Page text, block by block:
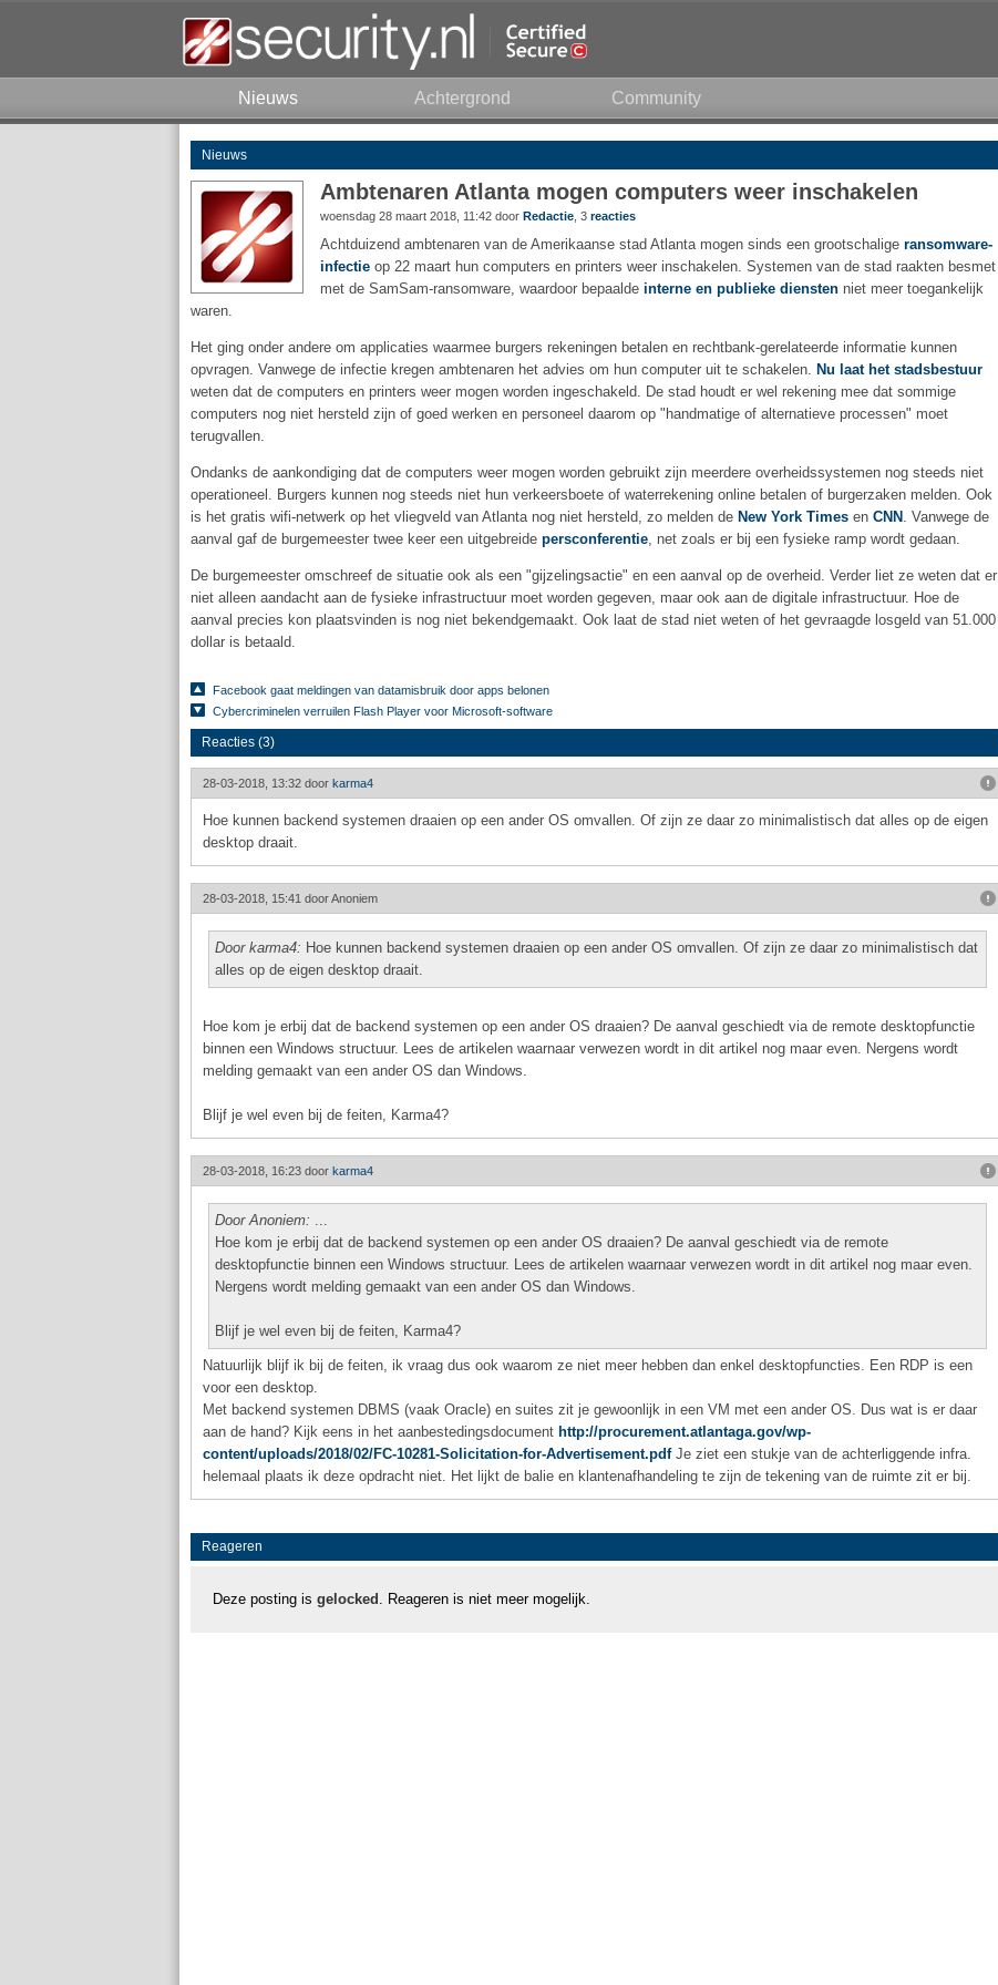
Nieuws Achtergrond Community
Nieuws
Ambtenaren Atlanta mogen computers weer inschakelen
woensdag 28 maart 2018, 11:42 door Redactie , 3 reacties
Achtduizend ambtenaren van de Amerikaanse stad Atlanta mogen sinds een grootschalige ransomware-
infectie op 22 maart hun computers en printers weer inschakelen. Systemen van de stad raakten besmet
met de SamSam-ransomware, waardoor bepaalde interne en publieke diensten niet meer toegankelijk
waren.
Het ging onder andere om applicaties waarmee burgers rekeningen betalen en rechtbank-gerelateerde informatie kunnen
opvragen. Vanwege de infectie kregen ambtenaren het advies om hun computer uit te schakelen. Nu laat het stadsbestuur
weten dat de computers en printers weer mogen worden ingeschakeld. De stad houdt er wel rekening mee dat sommige
computers nog niet hersteld zijn of goed werken en personeel daarom op "handmatige of alternatieve processen" moet
terugvallen.
Ondanks de aankondiging dat de computers weer mogen worden gebruikt zijn meerdere overheidssystemen nog steeds niet
operationeel. Burgers kunnen nog steeds niet hun verkeersboete of waterrekening online betalen of burgerzaken melden. Ook
is het gratis wifi-netwerk op het vliegveld van Atlanta nog niet hersteld, zo melden de New York Times en CNN . Vanwege de
aanval gaf de burgemeester twee keer een uitgebreide persconferentie, net zoals er bij een fysieke ramp wordt gedaan.
De burgemeester omschreef de situatie ook als een "gijzelingsactie" en een aanval op de overheid. Verder liet ze weten dat er
niet alleen aandacht aan de fysieke infrastructuur moet worden gegeven, maar ook aan de digitale infrastructuur. Hoe de
aanval precies kon plaatsvinden is nog niet bekendgemaakt. Ook laat de stad niet weten of het gevraagde losgeld van 51.000
dollar is betaald.
Facebook gaat meldingen van datamisbruik door apps belonen
Cybercriminelen verruilen Flash Player voor Microsoft-software
Reacties (3)
28-03-2018, 13:32 door karma4
Hoe kunnen backend systemen draaien op een ander OS omvallen. Of zijn ze daar zo minimalistisch dat alles op de eigen
desktop draait.
28-03-2018, 15:41 doorAnoniem
Door karma4: Hoe kunnen backend systemen draaien op een ander OS omvallen. Of zijn ze daar zo minimalistisch dat
alles op de eigen desktop draait.
Hoe kom je erbij dat de backend systemen op een ander OS draaien? De aanval geschiedt via de remote desktopfunctie
binnen een Windows structuur. Lees de artikelen waarnaar verwezen wordt in dit artikel nog maar even. Nergens wordt
melding gemaakt van een ander OS dan Windows.
Blijf je wel even bij de feiten, Karma4?
28-03-2018, 16:23 door karma4
Door Anoniem: ...
Hoe kom je erbij dat de backend systemen op een ander OS draaien? De aanval geschiedt via de remote
desktopfunctie binnen een Windows structuur. Lees de artikelen waarnaar verwezen wordt in dit artikel nog maar even.
Nergens wordt melding gemaakt van een ander OS dan Windows.
Blijf je wel even bij de feiten, Karma4?
Natuurlijk blijf ik bij de feiten, ik vraag dus ook waarom ze niet meer hebben dan enkel desktopfuncties. Een RDP is een
voor een desktop.
Met backend systemen DBMS (vaak Oracle) en suites zit je gewoonlijk in een VM met een ander OS. Dus wat is er daar
aan de hand? Kijk eens in het aanbestedingsdocument http://procurement.atlantaga.gov/wp-
content/uploads/2018/02/FC-10281-Solicitation-for-Advertisement.pdfJe ziet een stukje van de achterliggende infra.
helemaal plaats ik deze opdracht niet. Het lijkt de balie en klantenafhandeling te zijn de tekening van de ruimte zit er bij.
Reageren
Deze posting is gelocked . Reageren is niet meer mogelijk.